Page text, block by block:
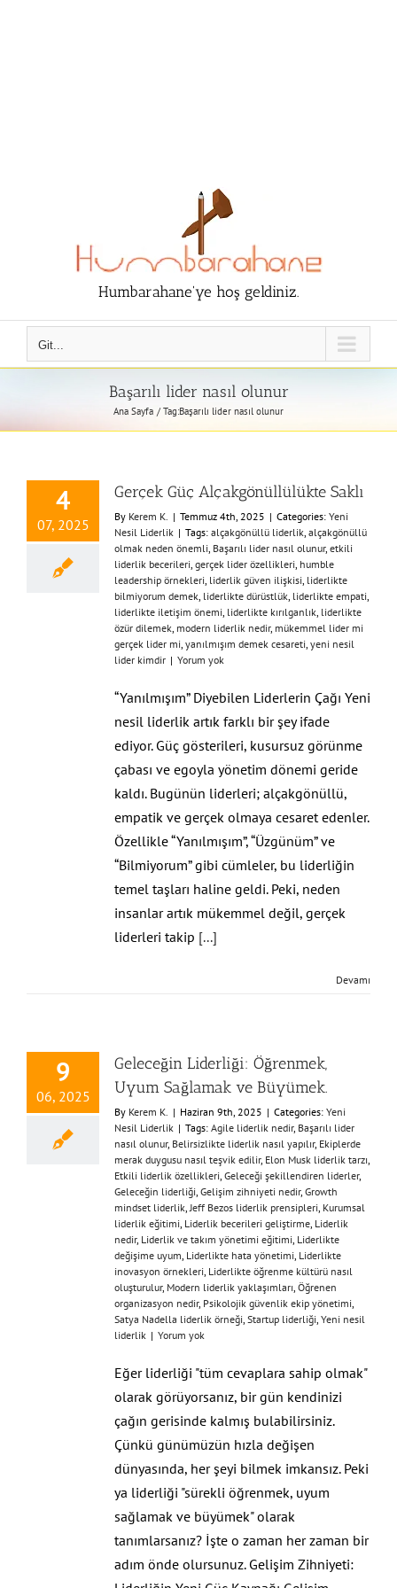
Humbarahane'ye hoş geldiniz.
Git...
Başarılı lider nasıl olunur
Ana Sayfa Tag:Başarılı lider nasıl olunur
4
07, 2025
Gerçek Güç Alçakgönüllülükte Saklı
By Kerem K. | Temmuz 4th, 2025 | Categories: Yeni
Nesil Liderlik | Tags: alçakgönüllü liderlik, alçakgönüllü
olmak neden önemli, Başarılı lider nasıl olunur, etkili
liderlik becerileri, gerçek lider özellikleri, humble
leadership örnekleri, liderlik güven ilişkisi, liderlikte
bilmiyorum demek, liderlikte dürüstlük, liderlikte empati,
liderlikte iletişim önemi, liderlikte kırılganlık, liderlikte
özür dilemek, modern liderlik nedir, mükemmel lider mi
gerçek lider mi, yanılmışım demek cesareti, yeni nesil
lider kimdir | Yorum yok
“Yanılmışım” Diyebilen Liderlerin Çağı Yeni
nesil liderlik artık farklı bir şey ifade
ediyor. Güç gösterileri, kusursuz görünme
çabası ve egoyla yönetim dönemi geride
kaldı. Bugünün liderleri; alçakgönüllü,
empatik ve gerçek olmaya cesaret edenler.
Özellikle “Yanılmışım”, “Üzgünüm” ve
“Bilmiyorum” gibi cümleler, bu liderliğin
temel taşları haline geldi. Peki, neden
insanlar artık mükemmel değil, gerçek
liderleri takip [...]
Devamı
9
06, 2025
Geleceğin Liderliği: Öğrenmek,
Uyum Sağlamak ve Büyümek.
By Kerem K. | Haziran 9th, 2025 | Categories: Yeni
Nesil Liderlik | Tags: Agile liderlik nedir, Başarılı lider
nasıl olunur, Belirsizlikte liderlik nasıl yapılır, Ekiplerde
merak duygusu nasıl teşvik edilir, Elon Musk liderlik tarzı,
Etkili liderlik özellikleri, Geleceği şekillendiren liderler,
Geleceğin liderliği, Gelişim zihniyeti nedir, Growth
mindset liderlik,Jeff Bezos liderlik prensipleri, Kurumsal
liderlik eğitimi, Liderlik becerileri geliştirme, Liderlik
nedir, Liderlik ve takım yönetimi eğitimi, Liderlikte
değişime uyum, Liderlikte hata yönetimi, Liderlikte
inovasyon örnekleri, Liderlikte öğrenme kültürü nasıl
oluşturulur, Modern liderlik yaklaşımları, Öğrenen
organizasyon nedir, Psikolojik güvenlik ekip yönetimi,
Satya Nadella liderlik örneği, Startup liderliği, Yeni nesil
liderlik | Yorum yok
Eğer liderliği "tüm cevaplara sahip olmak"
olarak görüyorsanız, bir gün kendinizi
çağın gerisinde kalmış bulabilirsiniz.
Çünkü günümüzün hızla değişen
dünyasında, her şeyi bilmek imkansız. Peki
ya liderliği "sürekli öğrenmek, uyum
sağlamak ve büyümek" olarak
tanımlarsanız? İşte o zaman her zaman bir
adım önde olursunuz. Gelişim Zihniyeti: